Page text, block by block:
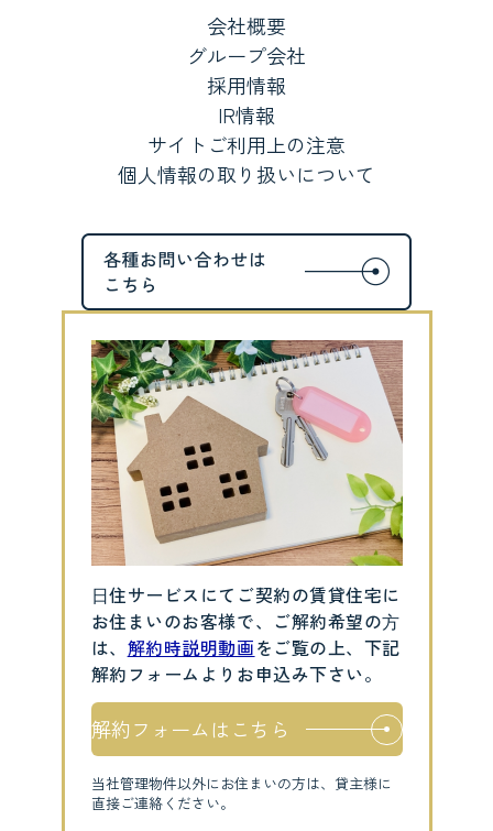
会社概要
グループ会社
採用情報
IR情報
サイトご利用上の注意
個人情報の取り扱いについて
⽇住サービスにてご契約の賃貸住宅に
お住まいのお客様で、ご解約希望の⽅
は、 解約時説明動画をご覧の上、下記
解約フォームよりお申込み下さい。
解約フォームはこちら
当社管理物件以外にお住まいの方は、貸主様に
直接ご連絡ください。